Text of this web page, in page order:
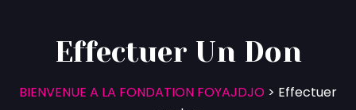
Effectuer Un Don
BIENVENUE A LA FONDATION FOYAJDJO > Effectuer